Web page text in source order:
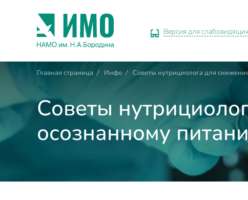
Версия для
Главная страница / Инфо / Советы нутрициолога для
Советы
осознанному